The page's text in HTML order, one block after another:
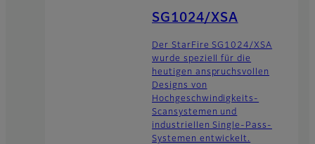
SG1024/XSA
Der StarFire SG1024/XSA
wurde speziell für die
heutigen anspruchsvollen
Designs von
Hochgeschwindigkeits-
Scansystemen und
industriellen Single-Pass-
Systemen entwickelt.